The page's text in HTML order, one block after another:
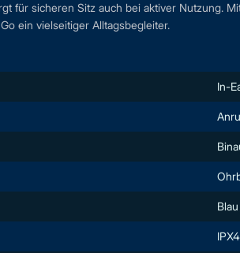
für sicheren Sitz auch bei aktiver Nutzung.
ein vielseitiger Alltagsbegleiter.
In-
Blau
IPX4